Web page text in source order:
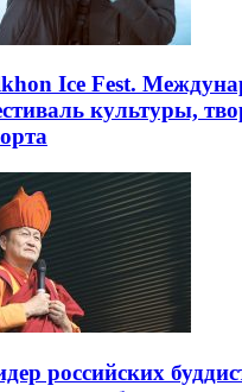
Ice Fest.
культуры,
российских